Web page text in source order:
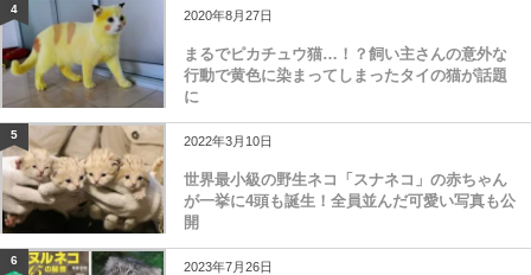
4 2020年8月27日
まるでピカチュウ猫…！？飼い主さんの意外な
行動で黄色に染まってしまったタイの猫が話題
に
5 2022年3月10日
世界最小級の野生ネコ「スナネコ」の赤ちゃん
が一挙に4頭も誕生！全員並んだ可愛い写真も公
開
6 2023年7月26日